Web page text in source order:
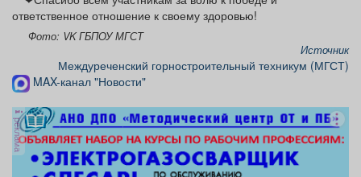
ответственное отношение к своему здоровью!
Фото: VK ГБПОУ МГСТ
Источник
Междуреченский горностроительный техникум (МГСТ)
MAX-канал "Новости"
реклама